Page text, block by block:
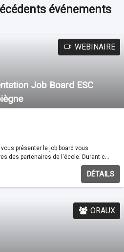
événements
WEBINAIRE
Job Board ESC
présenter le job board vous
partenaires de l'école. Durant ce
également à toutes vos questions
DÉTAILS
ORAUX